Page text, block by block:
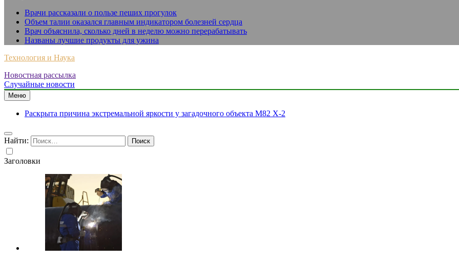
Врачи рассказали о пользе пеших прогулок
Объем талии оказался главным индикатором болезней сердца
Врач объяснила, сколько дней в неделю можно перерабатывать
Названы лучшие продукты для ужина
Технология и Наука
Новостная рассылка
Случайные новости
Меню
Раскрыта причина экстремальной яркости у загадочного объекта M82 X-2
Найти:
Заголовки